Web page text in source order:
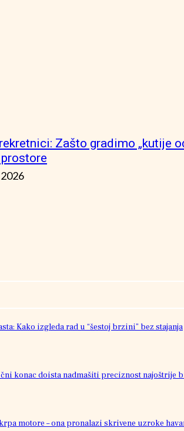
Zašto gradimo „kutije
Kako izgleda rad u “šestoj brzini” bez stajanja
konac doista nadmašiti preciznost najoštrije
motore – ona pronalazi skrivene uzroke